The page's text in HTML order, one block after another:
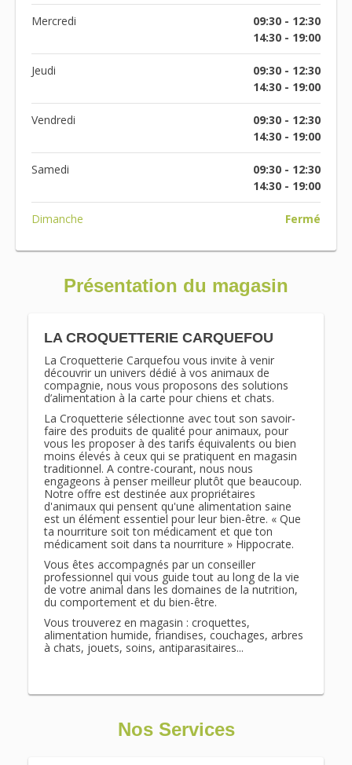
Mercredi
09:30 - 12:30
14:30 - 19:00
Jeudi
09:30 - 12:30
14:30 - 19:00
Vendredi
09:30 - 12:30
14:30 - 19:00
Samedi
09:30 - 12:30
14:30 - 19:00
Dimanche Fermé
Présentation du magasin
LA CROQUETTERIE CARQUEFOU
La Croquetterie Carquefou vous invite à venir
découvrir un univers dédié à vos animaux de
compagnie, nous vous proposons des solutions
d’alimentation à la carte pour chiens et chats.
La Croquetterie sélectionne avec tout son savoir-
faire des produits de qualité pour animaux, pour
vous les proposer à des tarifs équivalents ou bien
moins élevés à ceux qui se pratiquent en magasin
traditionnel. A contre-courant, nous nous
engageons à penser meilleur plutôt que beaucoup.
Notre offre est destinée aux propriétaires
d'animaux qui pensent qu'une alimentation saine
est un élément essentiel pour leur bien-être. « Que
ta nourriture soit ton médicament et que ton
médicament soit dans ta nourriture » Hippocrate.
Vous êtes accompagnés par un conseiller
professionnel qui vous guide tout au long de la vie
de votre animal dans les domaines de la nutrition,
du comportement et du bien-être.
Vous trouverez en magasin : croquettes,
alimentation humide, friandises, couchages, arbres
à chats, jouets, soins, antiparasitaires...
Nos Services